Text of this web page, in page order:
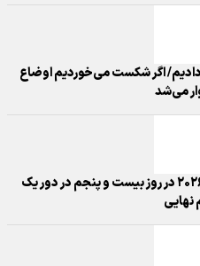
دادیم/ اگر شکست می‌خوردیم اوضاع
می‌شد
برنامه کامل بازی‌های جام جهانی ۲۰۲۶ در روز بیست و پنجم در دور یک